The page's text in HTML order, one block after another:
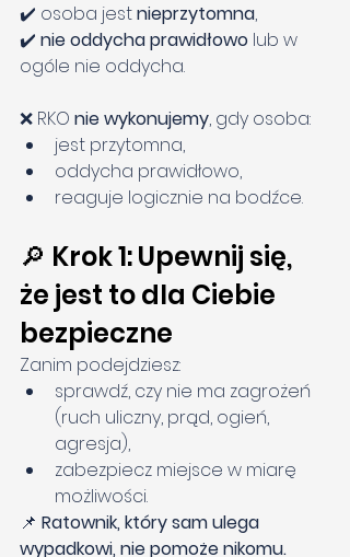
✔️ osoba jest nieprzytomna,
✔️ nie oddycha prawidłowo lub w
ogóle nie oddycha.
❌ RKO nie wykonujemy, gdy osoba:
jest przytomna,
oddycha prawidłowo,
reaguje logicznie na bodźce.
🔎 Krok 1: Upewnij się,
że jest to dla Ciebie
bezpieczne
Zanim podejdziesz:
sprawdź, czy nie ma zagrożeń
(ruch uliczny, prąd, ogień,
agresja),
zabezpiecz miejsce w miarę
możliwości.
📌 Ratownik, który sam ulega
wypadkowi, nie pomoże nikomu.